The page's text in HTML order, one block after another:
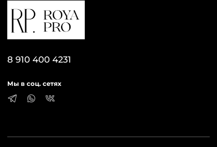
8 910 400 4231
Мы в соц. сетях